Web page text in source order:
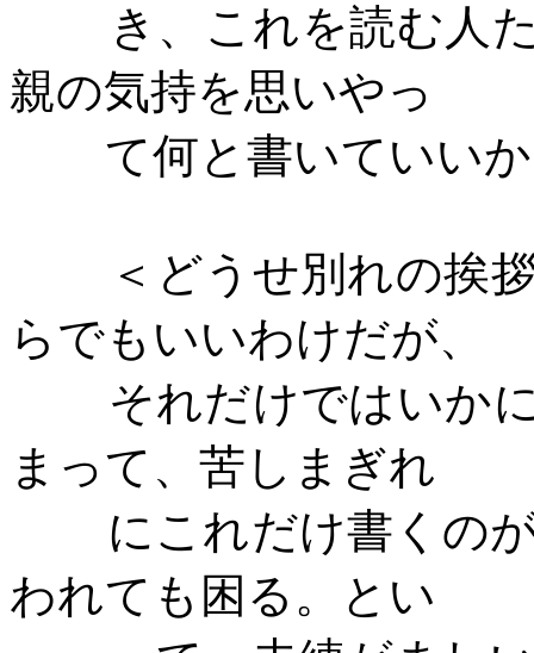
き、これを読む人
親の気持を思いやっ
て何と書いていい
＜どうせ別れの挨
らでもいいわけだが、
それだけではいか
まって、苦しまぎれ
にこれだけ書くの
われても困る。とい